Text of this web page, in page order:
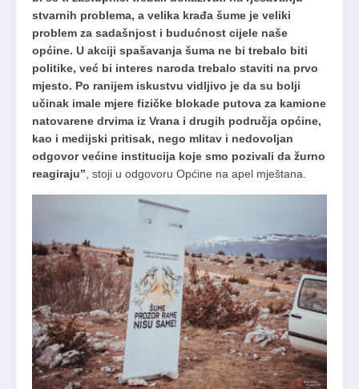
stvarnih problema, a velika krađa šume je veliki
problem za sadašnjost i budućnost cijele naše
općine. U akciji spašavanja šuma ne bi trebalo biti
politike, već bi interes naroda trebalo staviti na prvo
mjesto. Po ranijem iskustvu vidljivo je da su bolji
učinak imale mjere fizičke blokade putova za kamione
natovarene drvima iz Vrana i drugih područja općine,
kao i medijski pritisak, nego mlitav i nedovoljan
odgovor većine institucija koje smo pozivali da žurno
reagiraju”, stoji u odgovoru Općine na apel mještana.